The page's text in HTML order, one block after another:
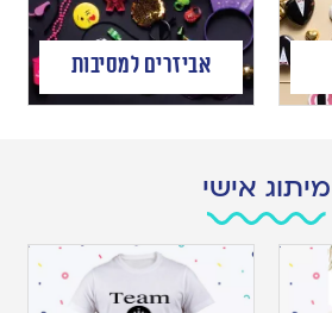
אביזרים למסיבות
מיתוג אישי